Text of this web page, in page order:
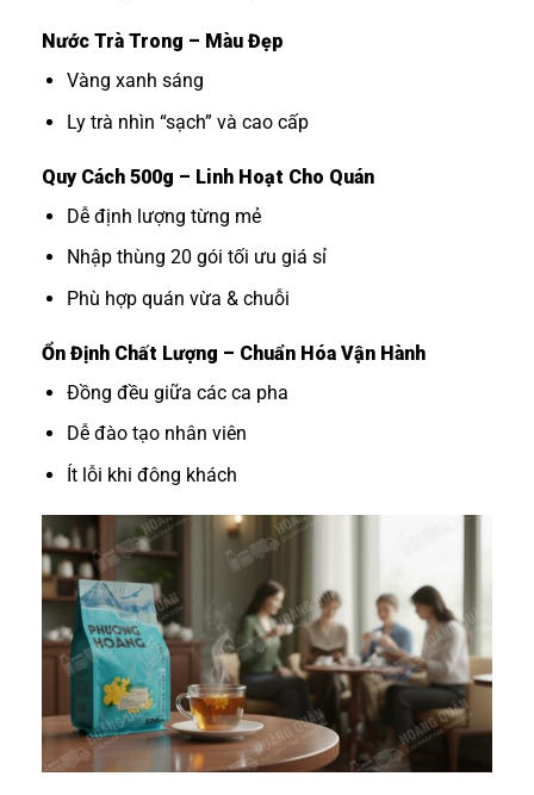
Nước Trà Trong – Màu Đẹp
Vàng xanh sáng
Ly trà nhìn “sạch” và cao cấp
Quy Cách 500g – Linh Hoạt Cho Quán
Dễ định lượng từng mẻ
Nhập thùng 20 gói tối ưu giá sỉ
Phù hợp quán vừa & chuỗi
Ổn Định Chất Lượng – Chuẩn Hóa Vận Hành
Đồng đều giữa các ca pha
Dễ đào tạo nhân viên
Ít lỗi khi đông khách